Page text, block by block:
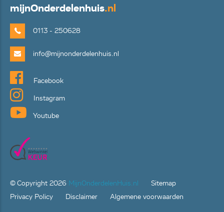
mijnOnderdelenhuis.nl
0113 - 250628
info@mijnonderdelenhuis.nl
Facebook
Instagram
Youtube
© Copyright 2026 MijnOnderdelenHuis.nl
Sitemap
Privacy Policy
Disclaimer Algemene voorwaarden